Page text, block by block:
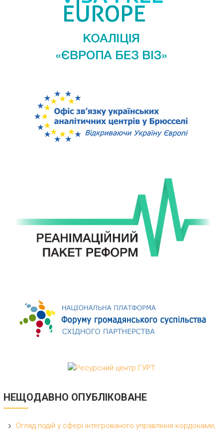
НЕЩОДАВНО ОПУБЛІКОВАНЕ
Огляд подій у сфері інтегрованого управління кордонами,